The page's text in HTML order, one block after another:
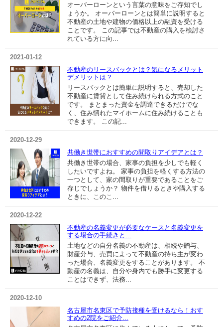
オーバーローンという言葉の意味をご存知でし
ょうか。 オーバーローンとは簡単に説明すると
不動産の土地や建物の価格以上の融資を受ける
ことです。 この記事では不動産の購入を検討さ
れている方に向...
2021-01-12
不動産のリースバックとは？気になるメリット
デメリットは？
リースバックとは簡単に説明すると、売却した
不動産に賃貸として住み続けられる方式のこと
です。 まとまった資金を調達できるだけでな
く、住み慣れたマイホームに住み続けることも
できます。 この記...
2020-12-29
共働き世帯におすすめの間取りアイデアとは？
共働き世帯の場合、家事の負担を少しでも軽く
したいですよね。 家事の負担を軽くする方法の
一つとして、家の間取りが重要であることをご
存じでしょうか？ 物件を借りるときや購入する
ときに、このこ...
2020-12-22
不動産の名義変更が必要なケースと名義変更を
する場合の手続きと...
土地などの自分名義の不動産は、相続や贈与、
財産分与、売買によって不動産の持ち主が変わ
った場合、名義変更をすることがあります。 不
動産の名義は、自分や身内でも勝手に変更する
ことはできず、法務...
2020-12-10
名古屋市名東区で予防接種を受けるなら！おす
すめの2院をご紹介...